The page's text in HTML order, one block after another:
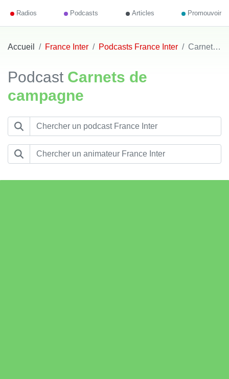
Radios Podcasts Articles Promouvoir
Accueil France Inter Podcasts France Inter Carnets de campagne
Podcast Carnets de
campagne